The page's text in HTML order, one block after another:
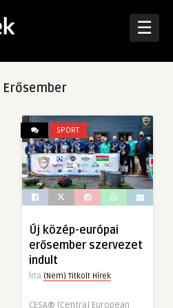
☰
Erősember
SPORT
Új közép-európai
erősember szervezet
indult
Írta (Nem) Titkolt Hírek
CESA® (Central European